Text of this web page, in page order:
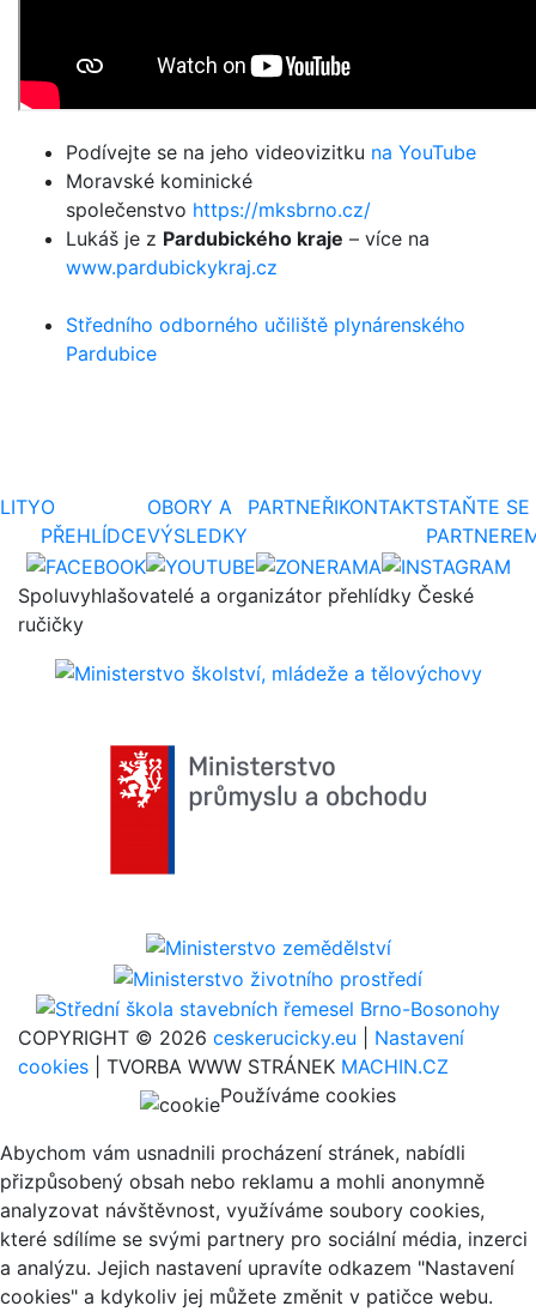
Podívejte se na jeho videovizitku na YouTube
Moravské kominické
společenstvo https://mksbrno.cz/
Lukáš je z Pardubického kraje – více na
www.pardubickykraj.cz
Středního odborného učiliště plynárenského
Pardubice
O
PŘEHLÍDCE
OBORY A
VÝSLEDKY
PARTNEŘIKONTAKTSTAŇTE SE
Spoluvyhlašovatelé a organizátor přehlídky České
ručičky
COPYRIGHT © 2026 ceskerucicky.eu
Nastavení
cookies | TVORBA WWW STRÁNEK MACHIN.CZ
Používáme cookies
Abychom vám usnadnili procházení stránek, nabídli
přizpůsobený obsah nebo reklamu a mohli anonymně
analyzovat návštěvnost, využíváme soubory cookies,
které sdílíme se svými partnery pro sociální média, inzerci
a analýzu. Jejich nastavení upravíte odkazem "Nastavení
cookies" a kdykoliv jej můžete změnit v patičce webu.